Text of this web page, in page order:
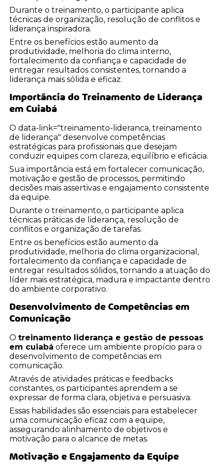
Durante o treinamento, o participante aplica
técnicas de organização, resolução de conflitos e
liderança inspiradora.
Entre os benefícios estão aumento da
produtividade, melhoria do clima interno,
fortalecimento da confiança e capacidade de
entregar resultados consistentes, tornando a
liderança mais sólida e eficaz.
Importância do Treinamento de Liderança
em Cuiabá
O data-link="treinamento-lideranca, treinamento
de liderança" desenvolve competências
estratégicas para profissionais que desejam
conduzir equipes com clareza, equilíbrio e eficácia.
Sua importância está em fortalecer comunicação,
motivação e gestão de processos, permitindo
decisões mais assertivas e engajamento consistente
da equipe.
Durante o treinamento, o participante aplica
técnicas práticas de liderança, resolução de
conflitos e organização de tarefas.
Entre os benefícios estão aumento da
produtividade, melhoria do clima organizacional,
fortalecimento da confiança e capacidade de
entregar resultados sólidos, tornando a atuação do
líder mais estratégica, madura e impactante dentro
do ambiente corporativo.
Desenvolvimento de Competências em
Comunicação
Otreinamento liderança e gestão de pessoas
em cuiabá oferece um ambiente propício para o
desenvolvimento de competências em
comunicação.
Através de atividades práticas e feedbacks
constantes, os participantes aprendem a se
expressar de forma clara, objetiva e persuasiva.
Essas habilidades são essenciais para estabelecer
uma comunicação eficaz com a equipe,
assegurando alinhamento de objetivos e
motivação para o alcance de metas.
Motivação e Engajamento da Equipe